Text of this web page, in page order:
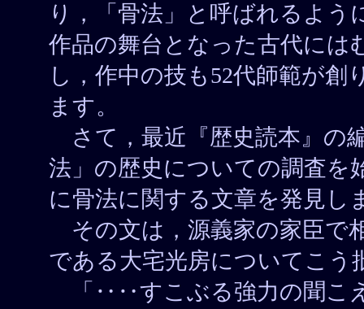
り，「骨法」と呼ばれるよ
作品の舞台となった古代には
し，作中の技も52代師範が
ます。
さて，最近『歴史読本』の
法」の歴史についての調査を
に骨法に関する文章を発見し
その文は，源義家の家臣で
である大宅光房についてこう
「‥‥すこぶる強力の聞こ